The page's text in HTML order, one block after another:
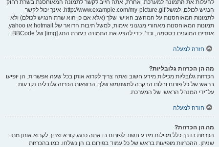
להעלות את התמונה למערכת. אחרת, אתה חייב לקשר לתמונה המאוחסנת בשרת רחוק
הנגיש לכולם, למשל http://www.example.com/my-picture.gif. אינך יכול לקשר
לתמונות המאוחסנות על המחשב האישי שלך (אלא אם כן הוא שרת הנגיש לכולם) ולא
תמונות המאוחסנות מאחורי מנגנוני אימות, למשל תיבות הדואר של hotmail או yahoo,
אתרים המוגנים בססמה, וכד'. כדי להציג את התמונה בעזרת התג [img] של BBCode.
חזרה למעלה
מה הן הכרזות גלובליות?
הכרזות גלובליות מכילות מידע חשוב ואתה צריך לקרוא אותן בכל שעה אפשרית. הן יופיעו
בראש של כל פורום ובלוח הבקרה למשתמש שלך. הרשאות הכרזה גלובלית נקבעות
על־ידי המנהל הראשי של המערכת.
חזרה למעלה
מה הן הכרזות?
הכרזות בדרך כלל מכילות מידע חשוב לפורום בו אתה כרגע קורא וצריך לקרוא אותן מתי
שניתן. ההכרזות מופיעות בראש של כל עמוד בפורום בו הן נשלחו. כמו בהכרזות